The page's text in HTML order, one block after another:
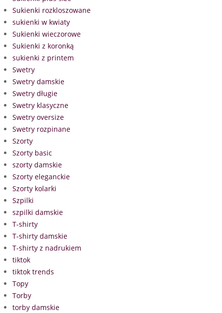
Sukienki rozkloszowane
sukienki w kwiaty
Sukienki wieczorowe
Sukienki z koronką
sukienki z printem
Swetry
Swetry damskie
Swetry długie
Swetry klasyczne
Swetry oversize
Swetry rozpinane
Szorty
Szorty basic
szorty damskie
Szorty eleganckie
Szorty kolarki
Szpilki
szpilki damskie
T-shirty
T-shirty damskie
T-shirty z nadrukiem
tiktok
tiktok trends
Topy
Torby
torby damskie